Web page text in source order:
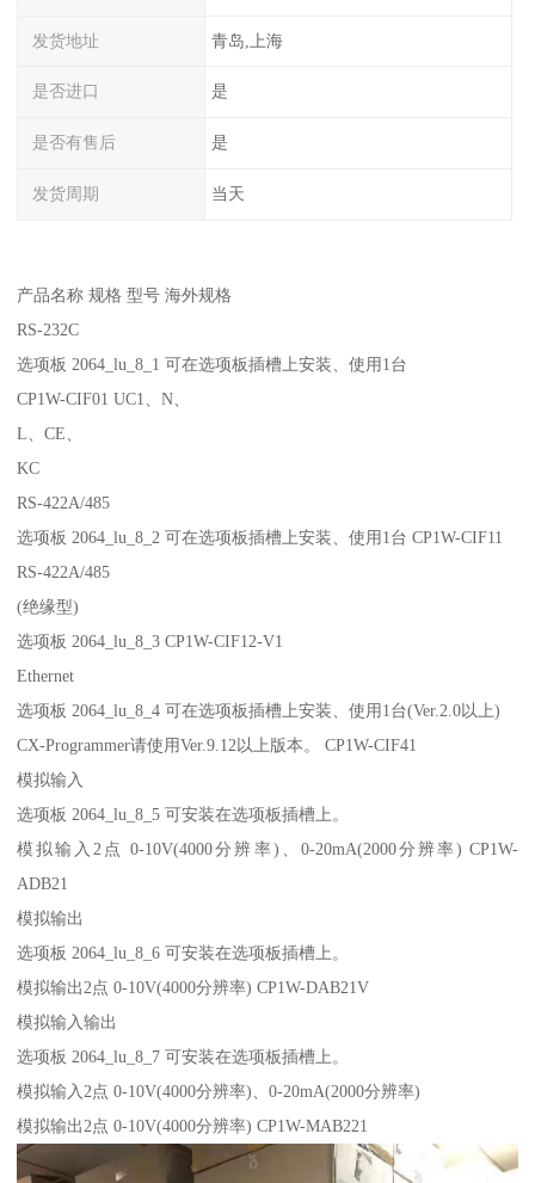
发货地址 青岛,上海
是否进口 是
是否有售后 是
发货周期 当天
产品名称 规格 型号 海外规格
RS-232C
选项板 2064_lu_8_1 可在选项板插槽上安装、使用1台
CP1W-CIF01 UC1、N、
L、CE、
KC
RS-422A/485
选项板 2064_lu_8_2 可在选项板插槽上安装、使用1台 CP1W-CIF11
RS-422A/485
(绝缘型)
选项板 2064_lu_8_3 CP1W-CIF12-V1
Ethernet
选项板 2064_lu_8_4 可在选项板插槽上安装、使用1台(Ver.2.0以上)
CX-Programmer请使用Ver.9.12以上版本。 CP1W-CIF41
模拟输入
选项板 2064_lu_8_5 可安装在选项板插槽上。
模拟输入2点 0-10V(4000分辨率)、0-20mA(2000分辨率) CP1W-
ADB21
模拟输出
选项板 2064_lu_8_6 可安装在选项板插槽上。
模拟输出2点 0-10V(4000分辨率) CP1W-DAB21V
模拟输入输出
选项板 2064_lu_8_7 可安装在选项板插槽上。
模拟输入2点 0-10V(4000分辨率)、0-20mA(2000分辨率)
模拟输出2点 0-10V(4000分辨率) CP1W-MAB221